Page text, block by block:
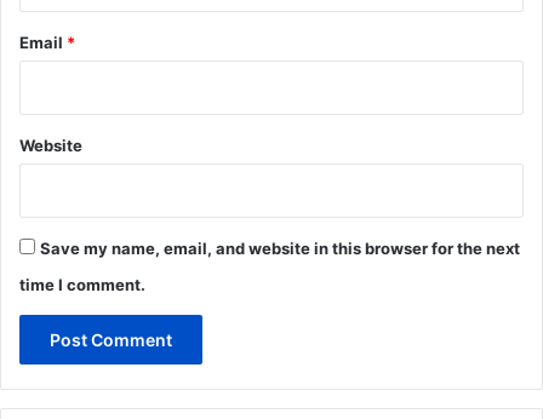
Email *
Website
Save my name, email, and website in this browser for the next
time I comment.